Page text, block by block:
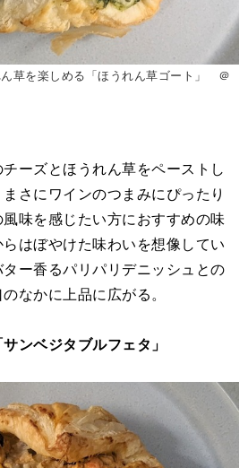
草を楽しめる「ほうれん草ゴート」 ＠
ーズとほうれん草をペーストし
さにワインのつまみにぴったり
味を感じたい方におすすめの味
はぼやけた味わいを想像してい
ー香るパリパリデニッシュとの
なかに上品に広がる。
ンベジタブルフェタ」